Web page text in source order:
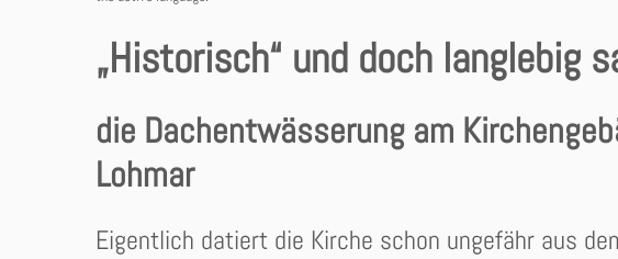
„Historisch“ und doch langlebig
die Dachentwässerung am
Lohmar
Eigentlich datiert die Kirche schon ungefähr aus